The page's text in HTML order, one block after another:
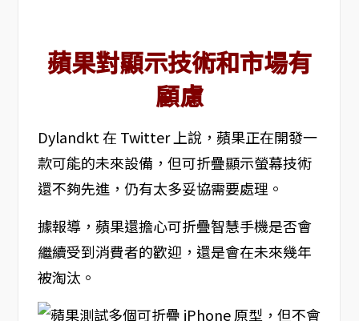
蘋果對顯示技術和市場有
顧慮
Dylandkt 在 Twitter 上說，蘋果正在開發一
款可能的未來設備，但可折疊顯示螢幕技術
還不夠先進，仍有太多妥協需要處理。
據報導，蘋果還擔心可折疊智慧手機是否會
繼續受到消費者的歡迎，還是會在未來幾年
被淘汰。